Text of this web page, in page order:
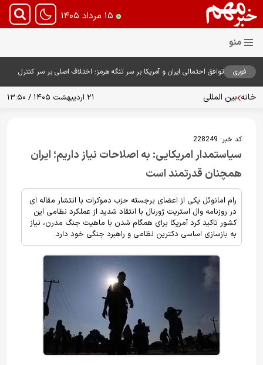
۱۵ مرداد ۱۴۰۵
فوری
توافق احتمالی ایران و آمریکا بر سر تنگه هرمز؛ اختلاف اصلی بر سر کنترل
خانه بین المللی ۲۱ اردیبهشت ۱۴۰۵ / ۱۳:۵۰
کد خبر: 228249
سیاستمدار امریکایی: به اصلاحات نیاز داریم؛ ایران
همچنان قدرتمند است
رام امانوئل یکی از اعضای برجسته حزب دموکرات با انتشار مقاله ای
در روزنامه وال استریت ژورنال با انتقاد شدید از عملکرد نظامی این
کشور تاکید کرد آمریکا برای همگام شدن با ماهیت جنگ مدرن، نیاز
به بازسازی اساسی دکترین نظامی و راهبرد جنگی خود دارد.